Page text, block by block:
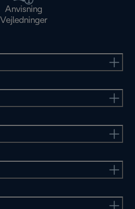
Anvisning
Vejledninger